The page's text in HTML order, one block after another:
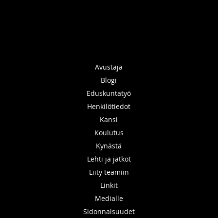
Avustaja
Blogi
Eduskuntatyö
Henkilötiedot
Kansi
Koulutus
Kynästä
Lehti ja jatkot
Liity teamiin
Linkit
Medialle
Sidonnaisuudet